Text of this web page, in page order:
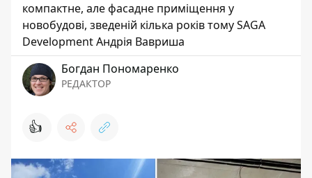
компактне, але фасадне приміщення у
новобудові, зведеній кілька років тому SAGA
Development Андрія Вавриша
Богдан Пономаренко
РЕДАКТОР
👍